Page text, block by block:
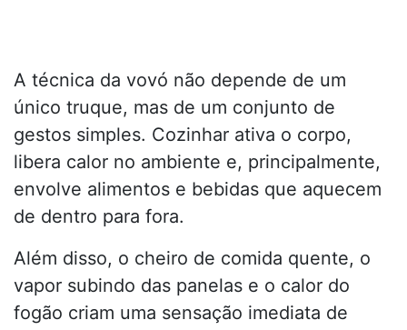
A técnica da vovó não depende de um
único truque, mas de um conjunto de
gestos simples. Cozinhar ativa o corpo,
libera calor no ambiente e, principalmente,
envolve alimentos e bebidas que aquecem
de dentro para fora.
Além disso, o cheiro de comida quente, o
vapor subindo das panelas e o calor do
fogão criam uma sensação imediata de